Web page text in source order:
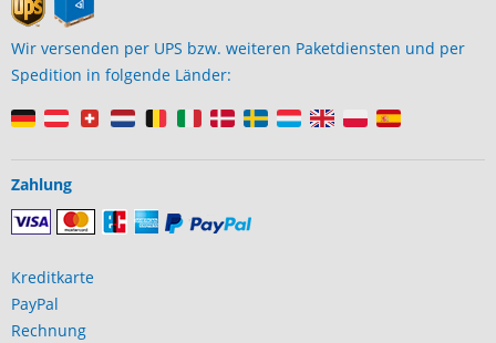
Wir versenden per UPS bzw. weiteren Paketdiensten und per
Spedition in folgende Länder:
Zahlung
Kreditkarte
PayPal
Rechnung